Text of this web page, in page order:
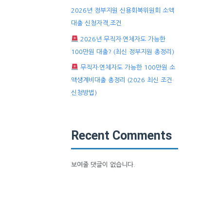
2026년 정부지원 신용회복위원회 소액
대출 신청자격,조건
2026년 무직자·연체자도 가능한
100만원 대출? (최신 정부지원 총정리)
무직자·연체자도 가능한 100만원 소
액생계비대출 총정리 (2026 최신 조건·
신청방법)
Recent Comments
보여줄 댓글이 없습니다.